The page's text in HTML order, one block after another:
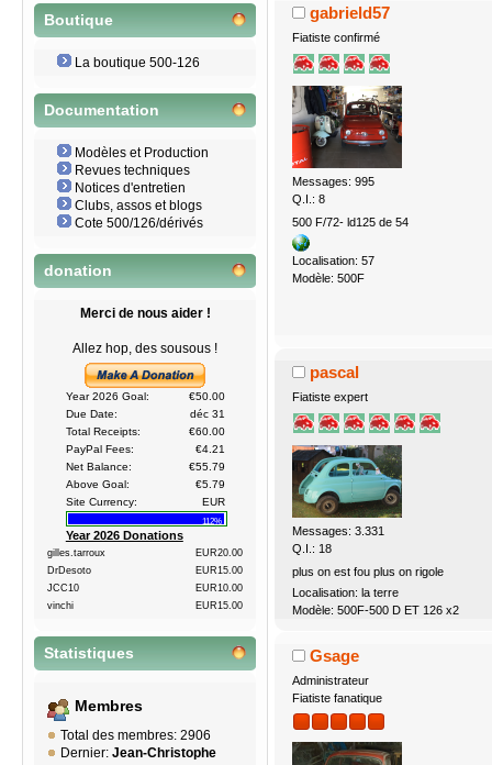
Boutique
La boutique 500-126
Documentation
Modèles et Production
Revues techniques
Notices d'entretien
Clubs, assos et blogs
Cote 500/126/dérivés
donation
Merci de nous aider !
Allez hop, des sousous !
Year 2026 Goal:
€50.00
Due Date:
déc 31
Total Receipts:
€60.00
PayPal Fees:
€4.21
Net Balance:
€55.79
Above Goal:
€5.79
Site Currency:
EUR
112%
Year 2026 Donations
gilles.tarroux
EUR20.00
DrDesoto
EUR15.00
JCC10
EUR10.00
vinchi
EUR15.00
Statistiques
Membres
Total des membres: 2906
Dernier: Jean-Christophe
gabrield57
Fiatiste confirmé
Messages: 995
Q.I.: 8
500 F/72- ld125 de 54
Localisation: 57
Modèle: 500F
pascal
Fiatiste expert
Messages: 3.331
Q.I.: 18
plus on est fou plus on rigole
Localisation: la terre
Modèle: 500F-500 D ET 126 x2
Gsage
Administrateur
Fiatiste fanatique